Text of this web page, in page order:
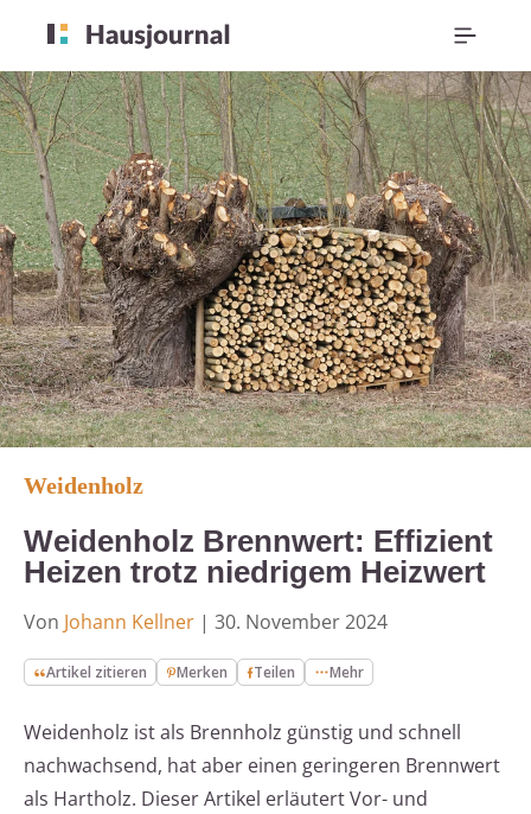
Weidenholz
Weidenholz Brennwert: Effizient
Heizen trotz niedrigem Heizwert
Von Johann Kellner | 30. November 2024
Artikel zitieren Merken Teilen Mehr
Weidenholz ist als Brennholz günstig und schnell
nachwachsend, hat aber einen geringeren Brennwert
als Hartholz. Dieser Artikel erläutert Vor- und